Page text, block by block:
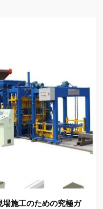
施工のための究極ガ